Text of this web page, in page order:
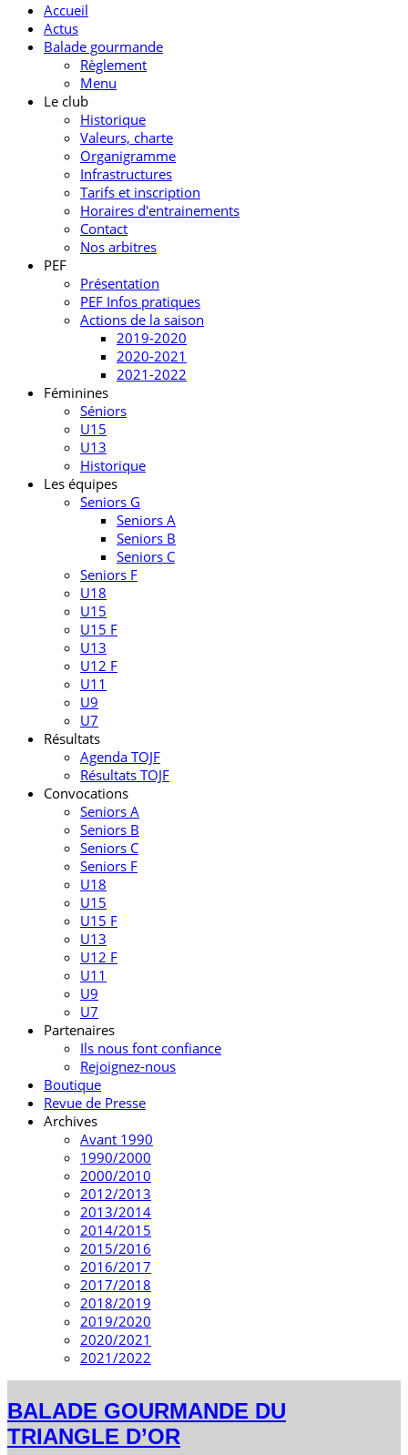
Accueil
Actus
Balade gourmande
Règlement
Menu
Le club
Historique
Valeurs, charte
Organigramme
Infrastructures
Tarifs et inscription
Horaires d'entrainements
Contact
Nos arbitres
PEF
Présentation
PEF Infos pratiques
Actions de la saison
2019-2020
2020-2021
2021-2022
Féminines
Séniors
U15
U13
Historique
Les équipes
Seniors G
Seniors A
Seniors B
Seniors C
Seniors F
U18
U15
U15 F
U13
U12 F
U11
U9
U7
Résultats
Agenda TOJF
Résultats TOJF
Convocations
Seniors A
Seniors B
Seniors C
Seniors F
U18
U15
U15 F
U13
U12 F
U11
U9
U7
Partenaires
Ils nous font confiance
Rejoignez-nous
Boutique
Revue de Presse
Archives
Avant 1990
1990/2000
2000/2010
2012/2013
2013/2014
2014/2015
2015/2016
2016/2017
2017/2018
2018/2019
2019/2020
2020/2021
2021/2022
BALADE GOURMANDE DU
TRIANGLE D’OR